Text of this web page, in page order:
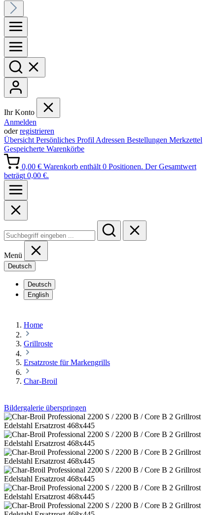
Ihr Konto
Anmelden
oderregistrieren
Übersicht Persönliches Profil Adressen Bestellungen Merkzettel
Gespeicherte Warenkörbe
0,00 € Warenkorb enthält 0 Positionen. Der Gesamtwert
beträgt 0,00 €.
Menü
Deutsch
Deutsch
English
Home
Grillroste
Ersatzroste für Markengrills
Char-Broil
Bildergalerie überspringen